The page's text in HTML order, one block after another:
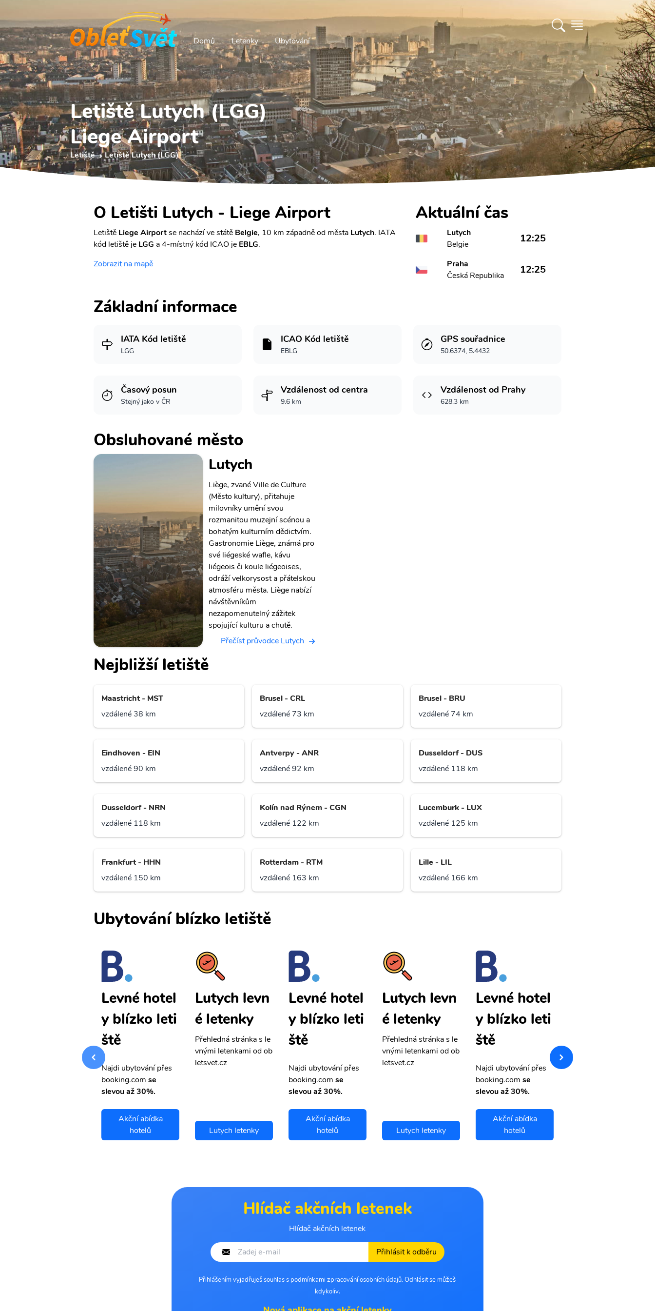
Domů Letenky Ubytování
Letiště Lutych (LGG)
Liege Airport
Letiště Letiště Lutych (LGG)
O Letišti Lutych - Liege Airport
Letiště Liege Airportse nachází ve státě Belgie, 10 km západně od města Lutych. IATA
kód letiště je LGG a 4-místný kód ICAO je EBLG.
Zobrazit na mapě
Aktuální čas
Lutych
Belgie
12:25
Praha
Česká Republika
12:25
Základní informace
IATA Kód letiště
LGG
ICAO Kód letiště
EBLG
GPS souřadnice
50.6374, 5.4432
Časový posun
Stejný jako v ČR
Vzdálenost od centra
9.6 km
Vzdálenost od Prahy
628.3 km
Obsluhované město
Lutych
Liège, zvané Ville de Culture
(Město kultury), přitahuje
milovníky umění svou
rozmanitou muzejní scénou a
bohatým kulturním dědictvím.
Gastronomie Liège, známá pro
své liégeské wafle, kávu
liégeois či koule liégeoises,
odráží velkorysost a přátelskou
atmosféru města. Liège nabízí
návštěvníkům
nezapomenutelný zážitek
spojující kulturu a chutě.
Přečíst průvodce Lutych
Nejbližší letiště
Maastricht - MST
vzdálené 38 km
Brusel - CRL
vzdálené 73 km
Brusel - BRU
vzdálené 74 km
Eindhoven - EIN
vzdálené 90 km
Antverpy - ANR
vzdálené 92 km
Dusseldorf - DUS
vzdálené 118 km
Dusseldorf - NRN
vzdálené 118 km
Kolín nad Rýnem - CGN
vzdálené 122 km
Lucemburk - LUX
vzdálené 125 km
Frankfurt - HHN
vzdálené 150 km
Rotterdam - RTM
vzdálené 163 km
Lille - LIL
vzdálené 166 km
Ubytování blízko letiště
vnými letenkami od ob
Levné hotel
y blízko leti
ště
Najdi ubytování přes
booking.com se
slevou až 30%.
Akční abídka
hotelů
Lutych levn
é letenky
Přehledná stránka s le
vnými letenkami od ob
letsvet.cz
Lutych letenky
Levné hotel
y blízko leti
ště
Najdi ubytování přes
booking.com se
slevou až 30%.
Akční abídka
hotelů
Lutych levn
é letenky
Přehledná stránka s le
vnými letenkami od ob
letsvet.cz
Lutych letenky
Levné hotel
y blízko leti
ště
Najdi ubytování přes
booking.com se
slevou až 30%.
Akční abídka
hotelů
vnými letenkami od ob
letsvet.cz
Hlídač akčních letenek
Hlídač akčních letenek
Přihlásit k odběru
Přihlášením vyjadřuješ souhlas s podmínkami zpracování osobních údajů. Odhlásit se můžeš
kdykoliv.